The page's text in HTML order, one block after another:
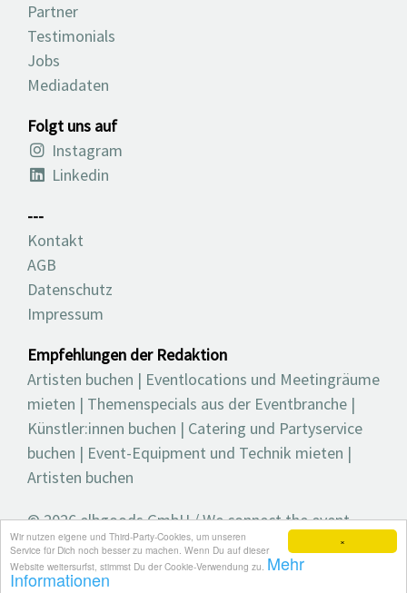
×
Wir nutzen eigene und Third-Party-Cookies, um unseren
Service für Dich noch besser zu machen. Wenn Du auf dieser
Website weitersurfst, stimmst Du der Cookie-Verwendung zu. Mehr
Informationen
Partner
Testimonials
Jobs
Mediadaten
Folgt uns auf
Instagram
Linkedin
---
Kontakt
AGB
Datenschutz
Impressum
Empfehlungen der Redaktion
Artisten buchen | Eventlocations und Meetingräume
mieten | Themenspecials aus der Eventbranche |
Künstler:innen buchen | Catering und Partyservice
buchen | Event-Equipment und Technik mieten |
Artisten buchen
© 2026 elbgoods GmbH / We connect the event
industry / Medienvielfalt für die Eventplanung /
Eventbranchenbuch, Blog, Magazin und mehr